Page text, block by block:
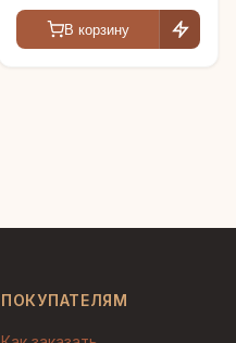
В корзину
ПОКУПАТЕЛЯМ